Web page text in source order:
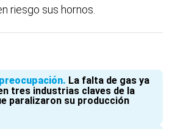
riesgo sus hornos.
La falta de gas ya
tres industrias claves de la
paralizaron su producción